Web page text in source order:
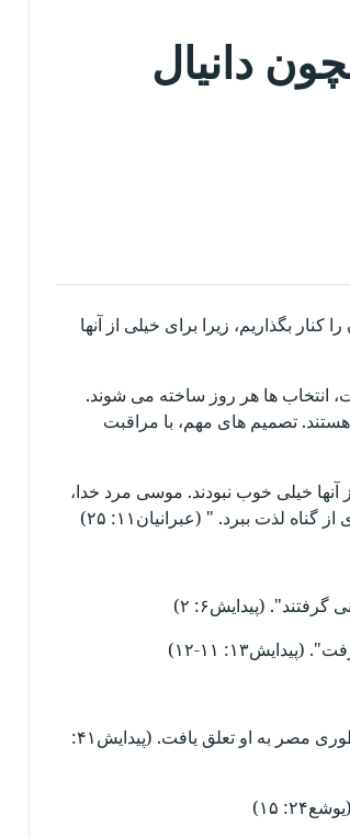
دانیال
بگذاریم، زیرا برای خیلی از آنها
انتخاب ها هر روز ساخته می شوند.
تصمیم های مهم، با مراقبت
خیلی خوب نبودند. موسی مرد خدا،
لذت ببرد. " (عبرانیان۱۱: ۲۵)
(پیدایش۶: ۲)
۱۱-۱۲)
یوسف، بعنوان یک مرد جوان انتخاب کرد که از لحاظ اخلاقی، صاف وصادق باشد وبزرگترین افتخارات در امپراطوری مصر به او تعلق یافت. (پیدایش۴۱:
۱۵)